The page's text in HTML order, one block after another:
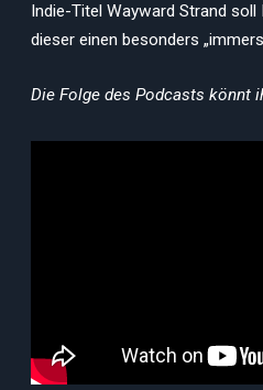
Indie-Titel Wayward Strand
dieser einen besonders
Die Folge des Podcasts könnt